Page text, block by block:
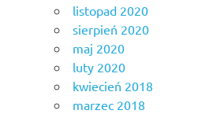
listopad 2020
sierpień 2020
maj 2020
luty 2020
kwiecień 2018
marzec 2018